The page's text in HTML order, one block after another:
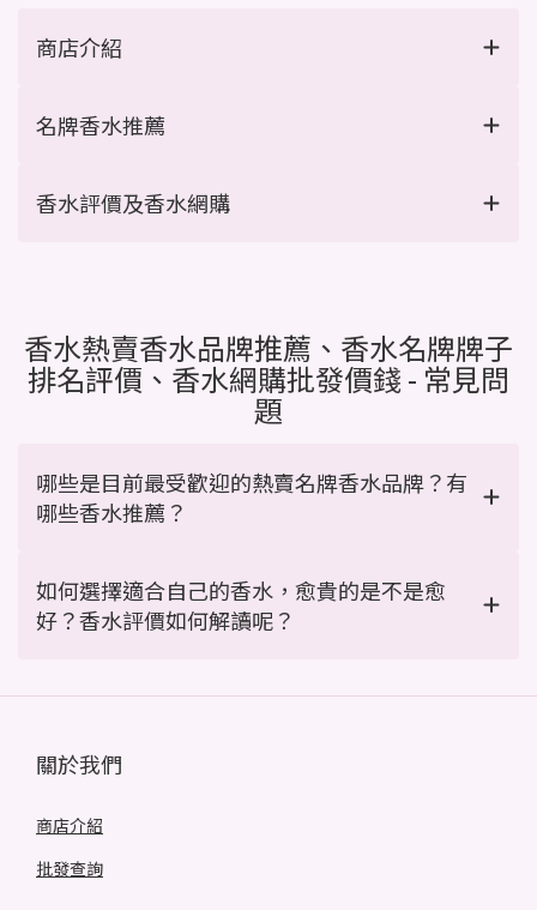
商店介紹
名牌香水推薦
香水評價及香水網購
香水熱賣香水品牌推薦、香水名牌牌子
排名評價、香水網購批發價錢 - 常見問
題
哪些是目前最受歡迎的熱賣名牌香水品牌？有
哪些香水推薦？
如何選擇適合自己的香水，愈貴的是不是愈
好？香水評價如何解讀呢？
關於我們
商店介紹
批發查詢